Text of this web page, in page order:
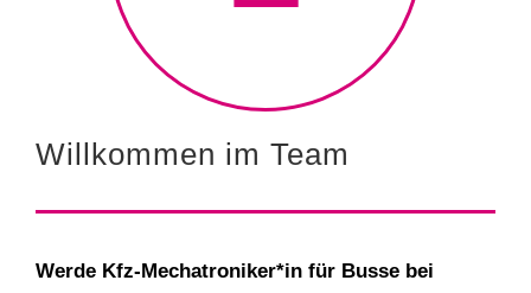
Willkommen im Team
Werde Kfz-Mechatroniker*in für Busse bei